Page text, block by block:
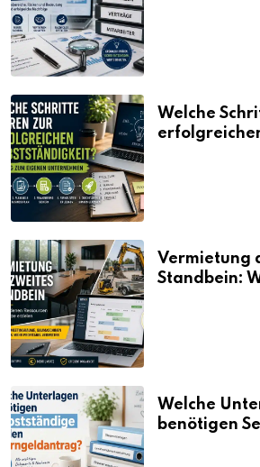
Welche
Vermietung
Standbein:
Welche
benötigen